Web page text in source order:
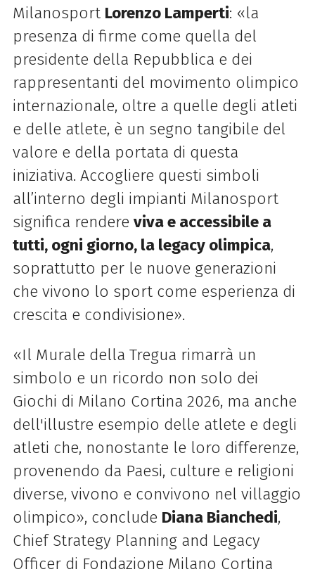
Milanosport Lorenzo Lamperti: «la
presenza di firme come quella del
presidente della Repubblica e dei
rappresentanti del movimento olimpico
internazionale, oltre a quelle degli atleti
e delle atlete, è un segno tangibile del
valore e della portata di questa
iniziativa. Accogliere questi simboli
all’interno degli impianti Milanosport
significa rendere viva e accessibile a
tutti, ogni giorno, la legacy olimpica,
soprattutto per le nuove generazioni
che vivono lo sport come esperienza di
crescita e condivisione».
«Il Murale della Tregua rimarrà un
simbolo e un ricordo non solo dei
Giochi di Milano Cortina 2026, ma anche
dell'illustre esempio delle atlete e degli
atleti che, nonostante le loro differenze,
provenendo da Paesi, culture e religioni
diverse, vivono e convivono nel villaggio
olimpico», conclude Diana Bianchedi,
Chief Strategy Planning and Legacy
Officer di Fondazione Milano Cortina